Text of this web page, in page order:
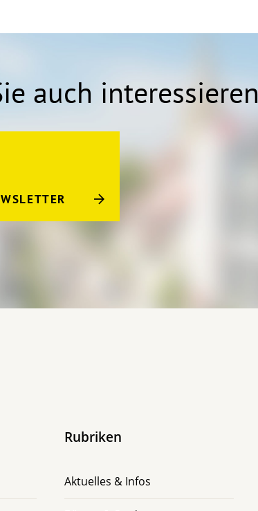
auch interessieren
Rubriken
Aktuelles & Infos